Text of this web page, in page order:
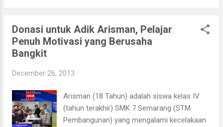
di hot thread kaskus. Sebelumnya sih pernah baca
disuatu web, tapi saya lupa dimana. Silahkan
Power nap adalah tidur singkat yg selesai
sebelum terjadinya tidur pulas (deep sleep/slow
wave sleep) bertujuan untuk secepatnya
menyegarkan badan/merevitalisasi dari kelelahan.
Donasi untuk Adik Arisman, Pelajar
Penuh Motivasi yang Berusaha
Bangkit
December 26, 2013
Arisman (18 Tahun) adalah siswa kelas IV
(tahun terakhir) SMK 7 Semarang (STM
Pembangunan) yang mengalami kecelakaan